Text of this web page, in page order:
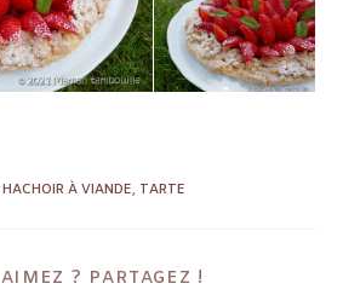
HACHOIR À VIANDE, TARTE
? PARTAGEZ !